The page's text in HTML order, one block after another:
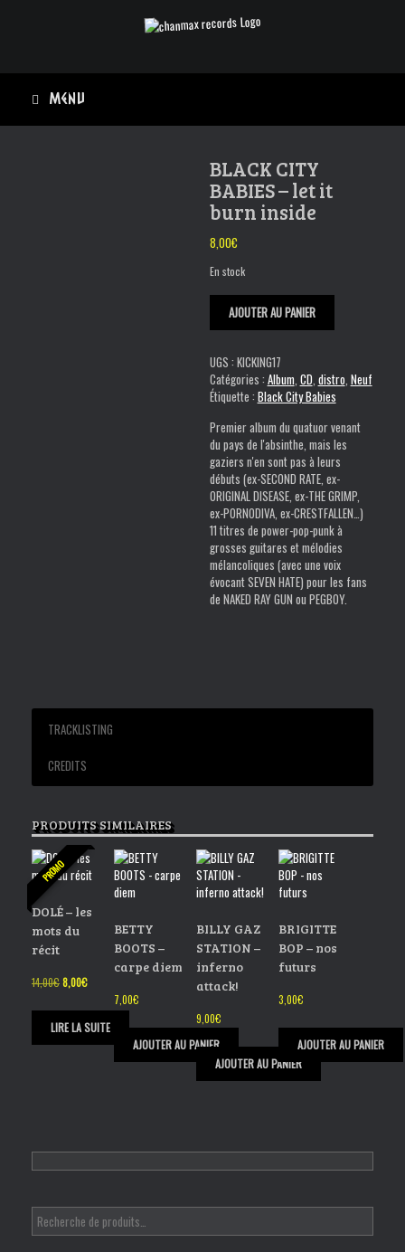
Menu
BLACK CITY
BABIES – let it
burn inside
8,00€
En stock
BLACK
CITY
BABIES
-
let
it
burn
inside
AJOUTER AU PANIER
UGS : KICKING17
Catégories : Album CD distro Neuf
Étiquette : Black City Babies
Premier album du quatuor venant
du pays de l'absinthe, mais les
gaziers n'en sont pas à leurs
débuts (ex-SECOND RATE, ex-
ORIGINAL DISEASE, ex-THE GRIMP,
ex-PORNODIVA, ex-CRESTFALLEN…)
11 titres de power-pop-punk à
grosses guitares et mélodies
mélancoliques (avec une voix
évocant SEVEN HATE) pour les fans
de NAKED RAY GUN ou PEGBOY.
TRACKLISTING
CREDITS
01 Thou Shalt Not Fear
03 Burn
04 Annoying Speech
05 Big Midnight
06 Burden Life
07 Never Look Back
08 A Grey Skyline
09 Cold Investigation
10 Stay Away
11 Memories
Kicking records 2008
PRODUITS SIMILAIRES
PROMO
DOLÉ – les
mots du
récit
14,00€Le
initial
était :
8,00€Le
actuel
est :
LIRE LA SUITE
BETTY
BOOTS –
carpe diem
7,00€
AJOUTER AU PANIER
BILLY GAZ
STATION –
inferno
attack!
9,00€
AJOUTER AU PANIER
BRIGITTE
BOP – nos
futurs
3,00€
AJOUTER AU PANIER